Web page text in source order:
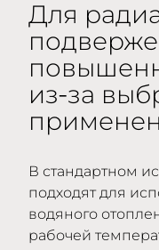
Для
из-за
В стандартном
подходят для
водяного
рабочей